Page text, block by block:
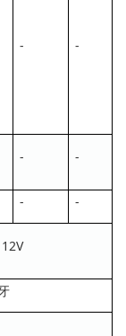
- -
- -
-
-